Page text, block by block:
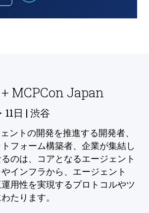
MCPCon Japan
11日 | 渋谷
ントの開発を推進する開発者、
フォーム構築者、企業が集結し
のは、コアとなるエージェント
インフラから、エージェント
用性を実現するプロトコルやツ
たります。